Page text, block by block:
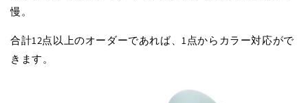
慢。
合計12点以上のオーダーであれば、1点からカラー対応がで
きます。